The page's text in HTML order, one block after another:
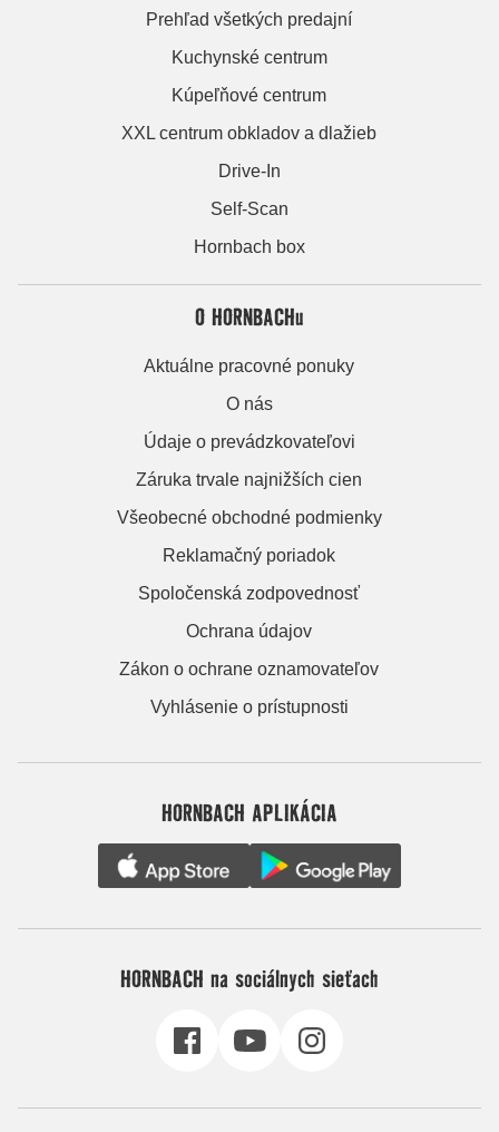
Prehľad všetkých predajní
Kuchynské centrum
Kúpeľňové centrum
XXL centrum obkladov a dlažieb
Drive-In
Self-Scan
Hornbach box
O HORNBACHu
Aktuálne pracovné ponuky
O nás
Údaje o prevádzkovateľovi
Záruka trvale najnižších cien
Všeobecné obchodné podmienky
Reklamačný poriadok
Spoločenská zodpovednosť
Ochrana údajov
Zákon o ochrane oznamovateľov
Vyhlásenie o prístupnosti
HORNBACH APLIKÁCIA
HORNBACH na sociálnych sieťach